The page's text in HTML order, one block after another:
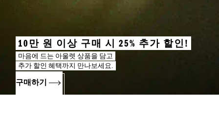
10만 원 이상 구매 시 25% 추가 할인!
마음에 드는 아울렛 상품을 담고
추가 할인 혜택까지 만나보세요.
구매하기